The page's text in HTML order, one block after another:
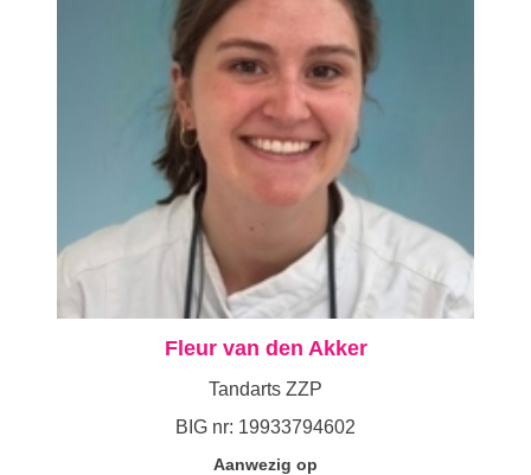
Fleur van den Akker
Tandarts ZZP
BIG nr: 19933794602
Aanwezig op